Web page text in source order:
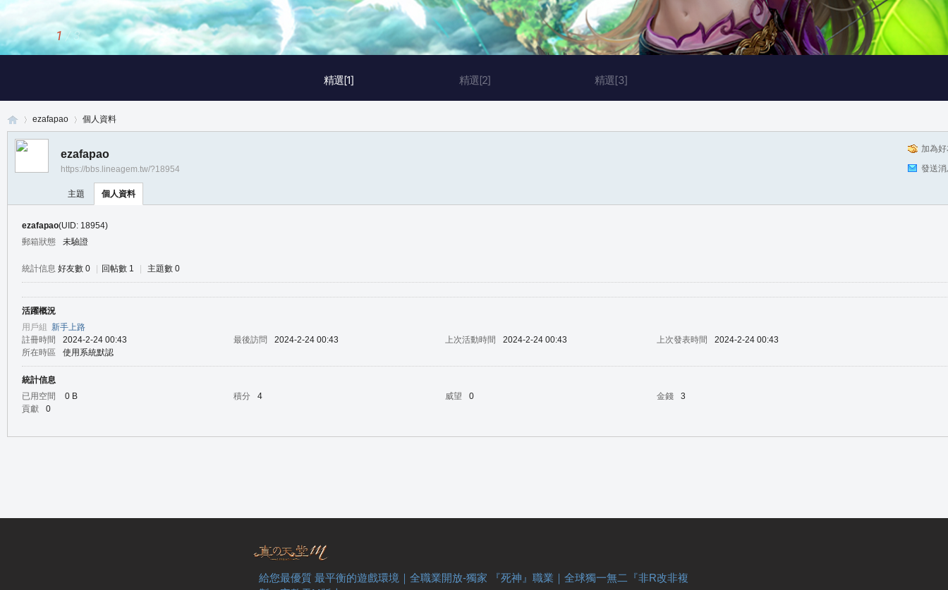
精選[1] 精選[2] 精選[3]
1 / 3
ezafapao 個人資料
加為
發送
ezafapao
https://bbs.lineagem.tw/?18954
主題 個人資料
ezafapao(UID: 18954)
郵箱狀態
未驗證
統計信息 好友數 0 回帖數 1 主題數 0
活躍概況
用戶組 新手上路
註冊時間
2024-2-24 00:43 最後訪問 2024-2-24 00:43 上次活動時間 2024-2-24 00:43 上次發表時間
2024-2-24 00:43
所在時區
使用系統默認
統計信息
已用空間
0 B 積分 4 威望 0 金錢
3
貢獻
0
給您最優質 最平衡的遊戲環境｜全職業開放-獨家 『死神』職業｜全球獨一無二『非R改非複